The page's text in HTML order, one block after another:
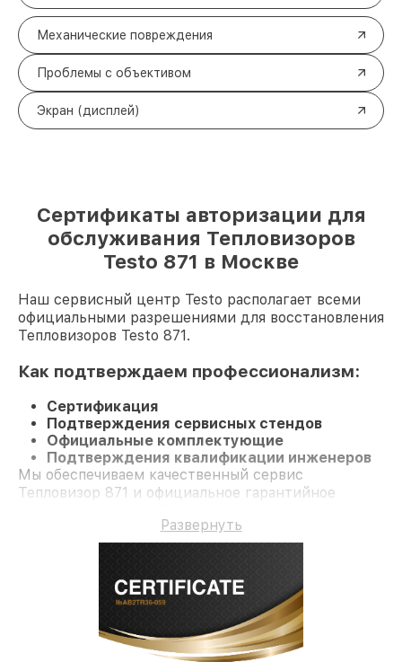
Механические повреждения
Проблемы с объективом
Экран (дисплей)
Сертификаты авторизации для
обслуживания Тепловизоров
Testo 871 в Москве
Наш сервисный центр Testo располагает всеми
официальными разрешениями для восстановления
Тепловизоров Testo 871.
Как подтверждаем профессионализм:
Сертификация
Подтверждения сервисных стендов
Официальные комплектующие
Подтверждения квалификации инженеров
Мы обеспечиваем качественный сервис
Тепловизор 871 и официальное гарантийное
Развернуть